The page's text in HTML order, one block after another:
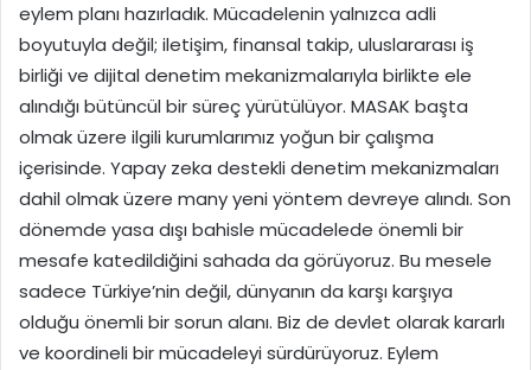
eylem planı hazırladık. Mücadelenin yalnızca adli
boyutuyla değil; iletişim, finansal takip, uluslararası iş
birliği ve dijital denetim mekanizmalarıyla birlikte ele
alındığı bütüncül bir süreç yürütülüyor. MASAK başta
olmak üzere ilgili kurumlarımız yoğun bir çalışma
içerisinde. Yapay zeka destekli denetim mekanizmaları
dahil olmak üzere many yeni yöntem devreye alındı. Son
dönemde yasa dışı bahisle mücadelede önemli bir
mesafe katedildiğini sahada da görüyoruz. Bu mesele
sadece Türkiye’nin değil, dünyanın da karşı karşıya
olduğu önemli bir sorun alanı. Biz de devlet olarak kararlı
ve koordineli bir mücadeleyi sürdürüyoruz. Eylem